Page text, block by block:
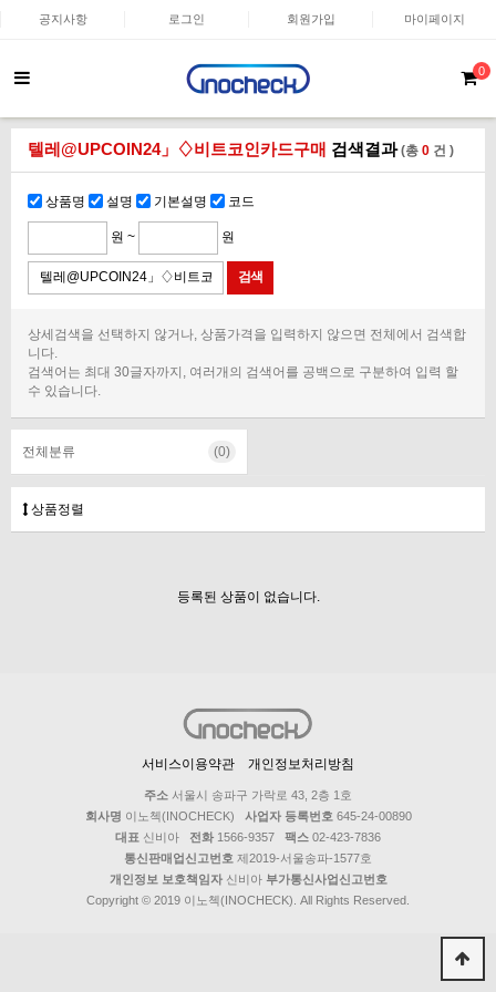
공지사항 로그인 회원가입 마이페이지
0
텔레@UPCOIN24」♢비트코인카드구매 검색결과(총 0 건 )
상품명 설명 기본설명 코드
원 ~ 원
상세검색을 선택하지 않거나, 상품가격을 입력하지 않으면 전체에서 검색합
니다.
검색어는 최대 30글자까지, 여러개의 검색어를 공백으로 구분하여 입력 할
수 있습니다.
전체분류 (0)
상품정렬
등록된 상품이 없습니다.
서비스이용약관 개인정보처리방침
주소 서울시 송파구 가락로 43, 2층 1호
회사명 이노첵(INOCHECK) 사업자 등록번호 645-24-00890
대표 신비아 전화 1566-9357 팩스 02-423-7836
통신판매업신고번호 제2019-서울송파-1577호
개인정보 보호책임자신비아 부가통신사업신고번호
Copyright © 2019 이노첵(INOCHECK). All Rights Reserved.